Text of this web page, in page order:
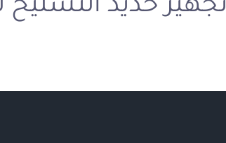
تجهيز حديد التسليح